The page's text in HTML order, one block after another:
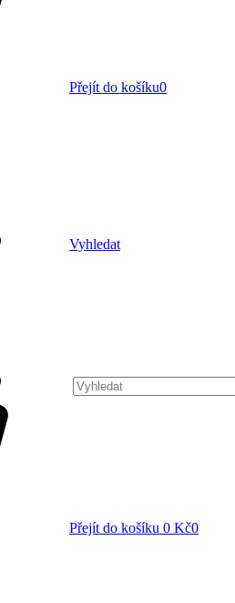
Přejít do košíku0
Vyhledat
Přejít do košíku 0 Kč0